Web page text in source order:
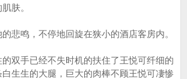
肤。
鸣，不停地回旋在狭小的酒店客房内。
手已经不失时机的扶住了王悦可纤细的
生生的大腿，巨大的肉棒不顾王悦可凄惨